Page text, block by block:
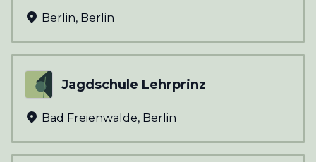
Berlin, Berlin
Jagdschule Lehrprinz
Bad Freienwalde, Berlin